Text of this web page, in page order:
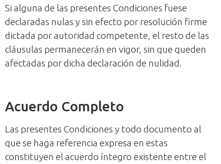
Si alguna de las presentes Condiciones fuese
declaradas nulas y sin efecto por resolución firme
dictada por autoridad competente, el resto de las
cláusulas permanecerán en vigor, sin que queden
afectadas por dicha declaración de nulidad.
Acuerdo Completo
Las presentes Condiciones y todo documento al
que se haga referencia expresa en estas
constituyen el acuerdo íntegro existente entre el